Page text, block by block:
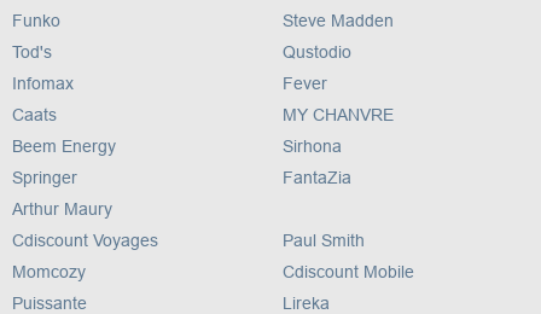
Funko
Tod's
Infomax
Caats
Beem Energy
Springer
Arthur Maury
Steve Madden
Qustodio
Fever
MY CHANVRE
Sirhona
FantaZia
Cdiscount Voyages
Momcozy
Puissante
Paul Smith
Cdiscount Mobile
Lireka